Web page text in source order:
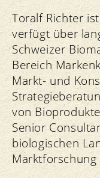
Toralf Richter
verfügt über
Schweizer
Bereich
Markt- und
von
Senior
biologischen